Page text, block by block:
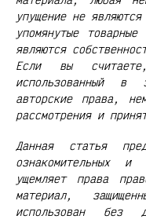
упущение не
упомянутые
являются
Если вы
использованный в
авторские права,
рассмотрения и
Данная статья
ознакомительных
ущемляет права
материал,
использован без